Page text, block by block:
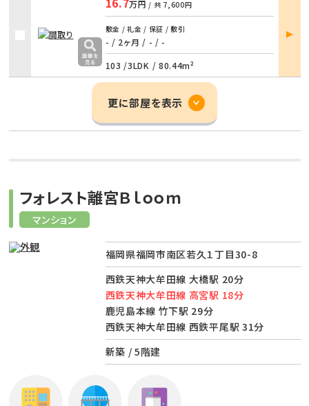
万円 / 共 7,600円
敷金 / 礼金 / 保証 / 敷引
- / 2ヶ月 / - / -
103 /3LDK / 80.44m²
部屋
詳細
更に部屋を表示
マンション
フォレスト離宮Ｂｌｏｏｍ
福岡県福岡市南区若久１丁目30-8
西鉄天神大牟田線 大橋駅 20分
西鉄天神大牟田線 高宮駅 18分
鹿児島本線 竹下駅 29分
西鉄天神大牟田線 西鉄平尾駅 31分
新築 / 5階建